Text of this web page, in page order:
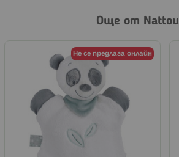
Още от Nattou
Не се предлага онлайн